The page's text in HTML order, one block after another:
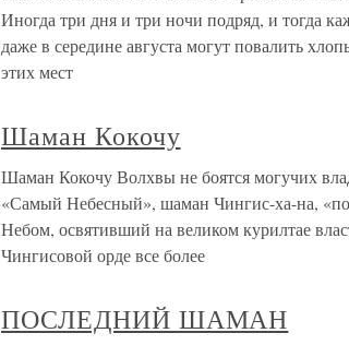
Иногда три дня и три ночи подряд, и тогда
даже в середине августа могут повалить
этих мест
Шаман Кокочу
Шаман Кокочу Волхвы не боятся могучих
«Самый Небесный», шаман Чингис-ха-на,
Небом, освятивший на великом курилтае
Чингисовой орде все более
ПОСЛЕДНИЙ ШАМАН